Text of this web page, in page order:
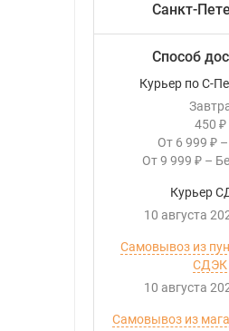
Санкт-
Способ
Курьер по С-
450 ₽
От 6 999 ₽ –
От 9 999 ₽ –
Курьер
10 августа
Самовывоз из
СДЭК
10 августа
Самовывоз из